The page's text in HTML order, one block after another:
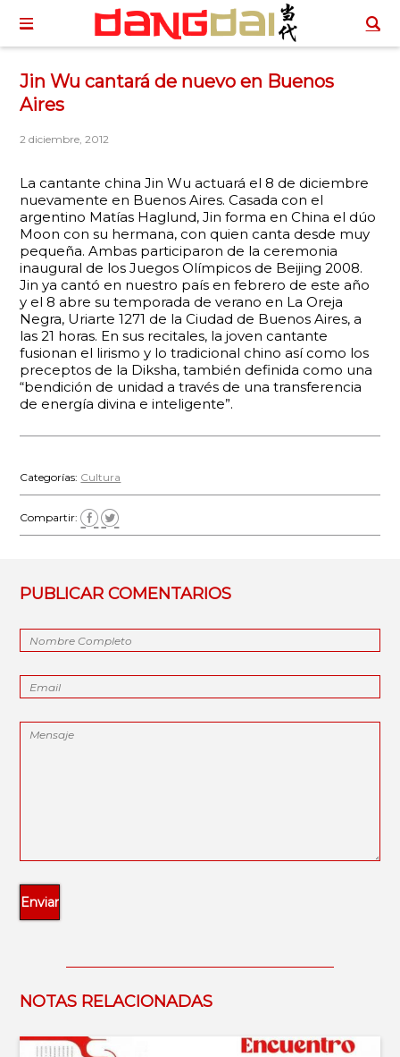
Jin Wu cantará de nuevo en Buenos
Aires
2 diciembre, 2012
La cantante china Jin Wu actuará el 8 de diciembre
nuevamente en Buenos Aires. Casada con el
argentino Matías Haglund, Jin forma en China el dúo
Moon con su hermana, con quien canta desde muy
pequeña. Ambas participaron de la ceremonia
inaugural de los Juegos Olímpicos de Beijing 2008.
Jin ya cantó en nuestro país en febrero de este año
y el 8 abre su temporada de verano en La Oreja
Negra, Uriarte 1271 de la Ciudad de Buenos Aires, a
las 21 horas. En sus recitales, la joven cantante
fusionan el lirismo y lo tradicional chino así como los
preceptos de la Diksha, también definida como una
“bendición de unidad a través de una transferencia
de energía divina e inteligente”.
Categorías: Cultura
Compartir:
PUBLICAR COMENTARIOS
NOTAS RELACIONADAS